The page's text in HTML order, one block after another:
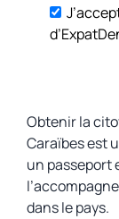
Obtenir la
Caraïbes est
un passeport
dans le pays.